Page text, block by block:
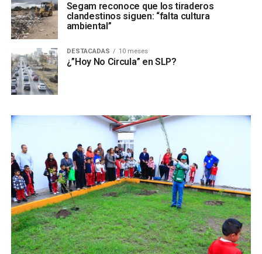
Segam reconoce que los tiraderos
clandestinos siguen: “falta cultura
ambiental”
DESTACADAS 10 meses
¿”Hoy No Circula” en SLP?